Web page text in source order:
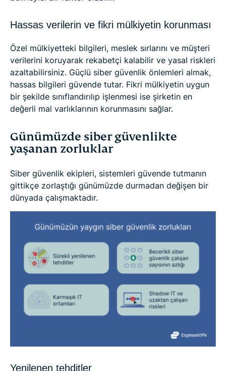
Hassas verilerin ve fikri mülkiyetin korunması
Özel mülkiyetteki bilgileri, meslek sırlarını ve müşteri
verilerini koruyarak rekabetçi kalabilir ve yasal riskleri
azaltabilirsiniz. Güçlü siber güvenlik önlemleri almak,
hassas bilgileri güvende tutar. Fikri mülkiyetin uygun
bir şekilde sınıflandırılıp işlenmesi ise şirketin en
değerli mal varlıklarının korunmasını sağlar.
Günümüzde siber güvenlikte
yaşanan zorluklar
Siber güvenlik ekipleri, sistemleri güvende tutmanın
gittikçe zorlaştığı günümüzde durmadan değişen bir
dünyada çalışmaktadır.
Yenilenen tehditler